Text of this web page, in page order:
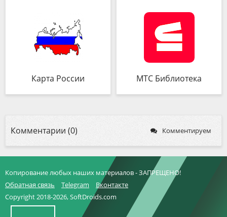
Карта России МТС Библиотека
Комментарии (0) Комментируем
Копирование любых наших материалов - ЗАПРЕЩЕНО!
Обратная связь
Telegram
Вконтакте
Copyright 2018-2026, SoftDroids.com